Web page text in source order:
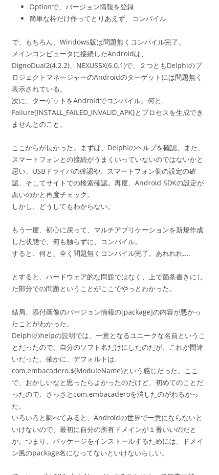
Optionで、バージョン情報を登録
簡単な枠だけ作ってとりあえず、コンパイル
で、もちろん、Windows版は問題無くコンパイル完了。
メインコンピュータに接続したAndroidは、
DignoDual2(4.2.2)、NEXUS5X(6.0.1)で、２つともDelphiのプ
ロジェクトマネージャーのAndroidのターゲットには問題無く
表示されている。
次に、ターゲットをAndroidでコンパイル。何と、
Failure[INSTALL_FAILED_INVALID_APK]とプロセスを生成でき
ませんとのこと。
ここからが長かった。まずは、Delphiのヘルプを確認、また、
スマートフォンとの接続がうまくいっていないのではないかと
思い、USBドライバの確認や、スマートフォン側の設定の確
認、そしてサイトでの検索確認。再度、Android SDKの設定が
悪いのかと再度チェック。
しかし、どうしてもわからない。
もう一度、初心に戻って、マルチアプリケーションを新規作成
した状態で、何も触らずに、コンパイル。
すると、何と、全く問題無くコンパイル完了。あれれれ….
とすると、ハードウェア的な問題ではなく、上で箇条書きにし
た部分での問題ということがここでやっとわかった。
結局、添付画像のバージョン情報の[package]の内容が悪かっ
たことがわかった。
Delphiのhelpの説明では、一意となるユニークな名前というこ
とだったので、自分のソフト名だけにしたのだが、これが間違
いだった。確かに、デフォルトは、
com.embacadero.$(ModuleName)という感じだった。ここ
で、おかしいなと思ったらよかったのだけど、初めてのことだ
ったので、さっさとcom.embacaderoを消したのがわるかっ
た。
いろいろと調べてみると、Androidの世界で一意にならないと
いけないので、最初に自分の所有ドメインが１番いいのだと
か。つまり、パッケージをインストールするためには、ドメイ
ン風のpackage名になってないといけないらしい。